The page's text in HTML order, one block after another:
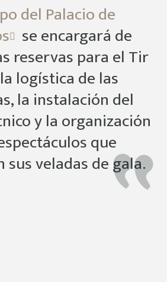
del Palacio de
se encargará de
reservas para el Tir
logística de las
la instalación del
y la organización
que
sus veladas de gala.